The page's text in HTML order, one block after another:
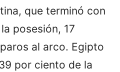
que terminó con
posesión, 17
al arco. Egipto
por ciento de la